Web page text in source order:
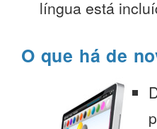
língua está
O que há de